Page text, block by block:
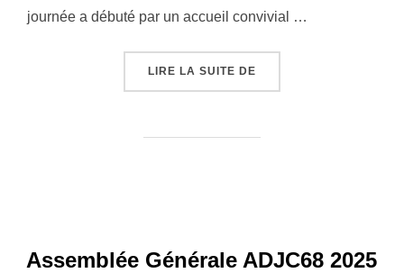
journée a débuté par un accueil convivial …
LIRE LA SUITE DE
Assemblée Générale ADJC68 2025